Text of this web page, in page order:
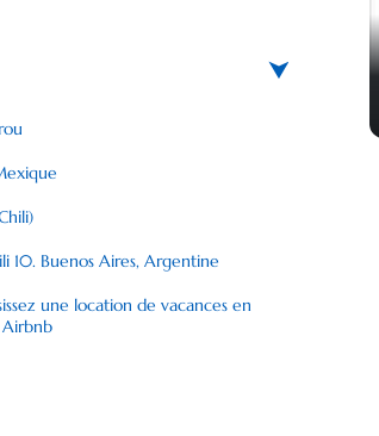
10. Buenos Aires, Argentine
une location de vacances en
Airbnb